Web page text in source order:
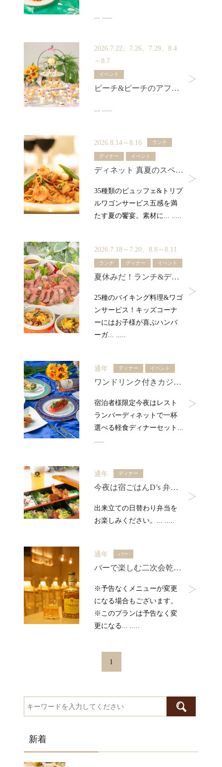
... .....
2026.7.22、7.26、7.29、8.4
～8.7
イベント
ピーチ&ピーチのアフタヌーンティー
... .....
2026.8.14～8.16 ランチ
ディナー イベント
ディネット 真夏のスペシャルビュッフェ
35種類のビュッフェ&トリプ
ルワゴンサービス五感を満
たす夏の饗宴。素材に... .....
2026.7.18～7.20、8.8～8.11
ランチ ディナー イベント
夏休みだ！ランチ&ディナーバイキング
25種のバイキング料理&ワゴ
ンサービス！キッズコーナ
ーにはお子様が喜ぶハンバ
ーガ... .....
通年 ディナー イベント
ワンドリンク付きカジュアルディナーセット
宿泊者様限定今夜はレスト
ランバーディネットで一杯
選べる軽食ディナーセット...
.....
通年 ディナー
今夜は宿ごはんD’s 弁当BOX
出来立ての日替わり弁当を
お楽しみください。... .....
通年 バー
バーで楽しむ二次会乾杯プラン・おつまみ1品 & ワンドリンク
※予告なくメニューが変更
になる場合もございます。
※このプランは予告なく変
更になる... .....
1
新着